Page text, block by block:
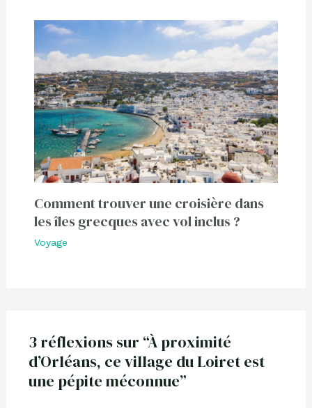
Comment trouver une croisière dans
les îles grecques avec vol inclus ?
Voyage
3 réflexions sur “À proximité
d’Orléans, ce village du Loiret est
une pépite méconnue”